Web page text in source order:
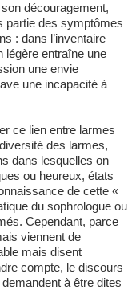
découragement,
partie des symptômes
: dans l’inventaire
légère entraîne une
une envie
une incapacité à
ce lien entre larmes
des larmes,
dans lesquelles on
ou heureux, états
de cette «
du sophrologue ou
Cependant, parce
viennent de
mais disent
compte, le discours
à être dites